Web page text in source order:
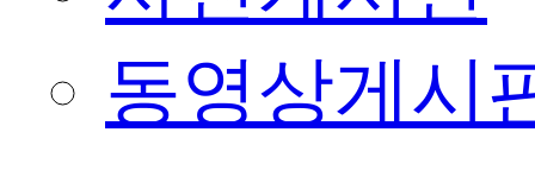
동영상게시